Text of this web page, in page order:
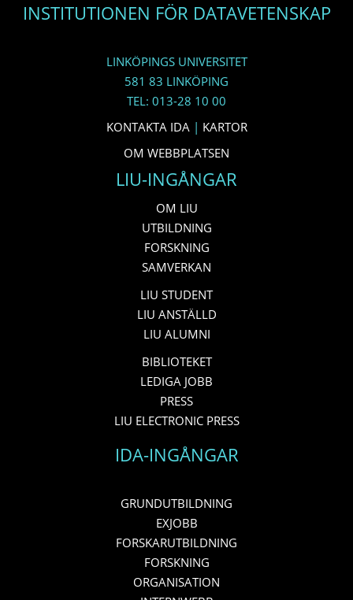
INSTITUTIONEN FÖR DATAVETENSKAP
LINKÖPINGS UNIVERSITET
581 83 LINKÖPING
TEL: 013-28 10 00
KONTAKTA IDA| KARTOR
OM WEBBPLATSEN
LIU-INGÅNGAR
OM LIU
UTBILDNING
FORSKNING
SAMVERKAN
LIU STUDENT
LIU ANSTÄLLD
LIU ALUMNI
BIBLIOTEKET
LEDIGA JOBB
PRESS
LIU ELECTRONIC PRESS
IDA-INGÅNGAR
GRUNDUTBILDNING
EXJOBB
FORSKARUTBILDNING
FORSKNING
ORGANISATION